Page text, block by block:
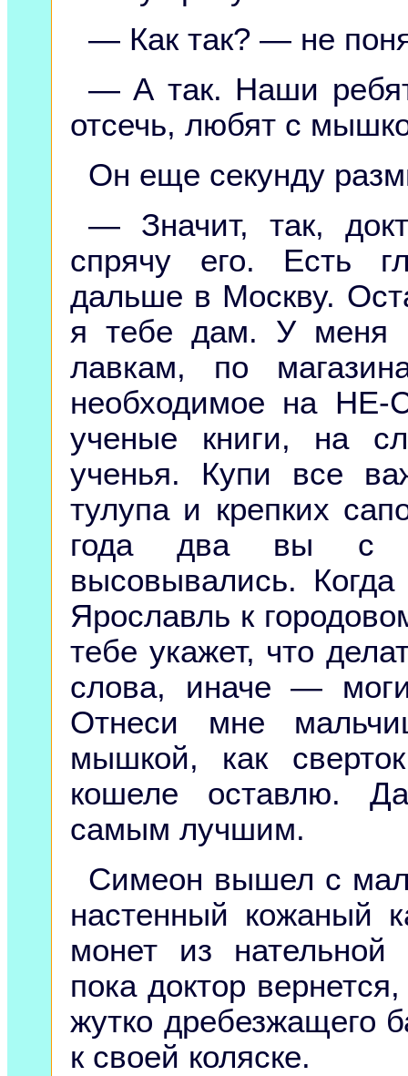
— Как так? — не
— А так. Наши
отсечь, любят с
Он еще секунду
— Значит, так,
спрячу его. Есть
дальше в Москву.
я тебе дам. У меня
лавкам, по
необходимое на
ученые книги, на
ученья. Купи все
тулупа и крепких
года два вы с
высовывались.
Ярославль к
тебе укажет, что
слова, иначе —
Отнеси мне
мышкой, как
кошеле оставлю.
самым лучшим.
Симеон вышел с
настенный кожаный
монет из
пока доктор
жутко дребезжащего
к своей коляске.